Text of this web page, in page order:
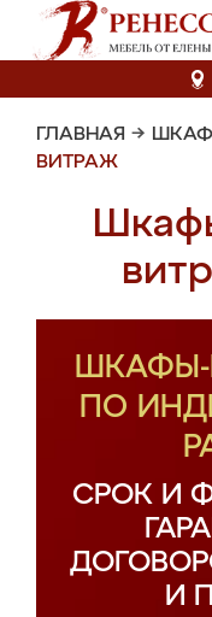
ГЛАВНАЯ →
ВИТРАЖ
ШКАФЫ-
ПО
СРОК И
И